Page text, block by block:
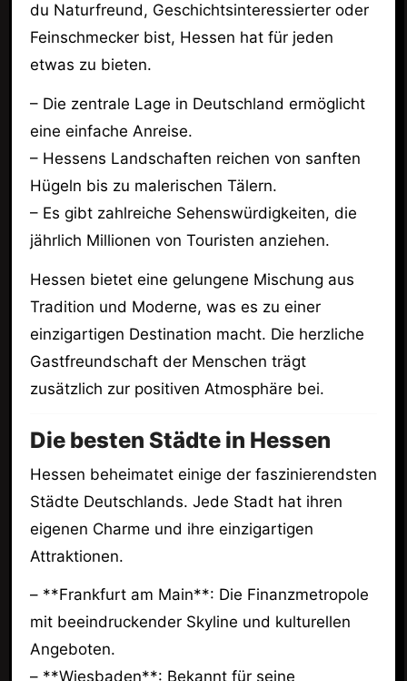
du Naturfreund, Geschichtsinteressierter oder
Feinschmecker bist, Hessen hat für jeden
etwas zu bieten.
– Die zentrale Lage in Deutschland ermöglicht
eine einfache Anreise.
– Hessens Landschaften reichen von sanften
Hügeln bis zu malerischen Tälern.
– Es gibt zahlreiche Sehenswürdigkeiten, die
jährlich Millionen von Touristen anziehen.
Hessen bietet eine gelungene Mischung aus
Tradition und Moderne, was es zu einer
einzigartigen Destination macht. Die herzliche
Gastfreundschaft der Menschen trägt
zusätzlich zur positiven Atmosphäre bei.
Die besten Städte in Hessen
Hessen beheimatet einige der faszinierendsten
Städte Deutschlands. Jede Stadt hat ihren
eigenen Charme und ihre einzigartigen
Attraktionen.
– **Frankfurt am Main**: Die Finanzmetropole
mit beeindruckender Skyline und kulturellen
Angeboten.
– **Wiesbaden**: Bekannt für seine